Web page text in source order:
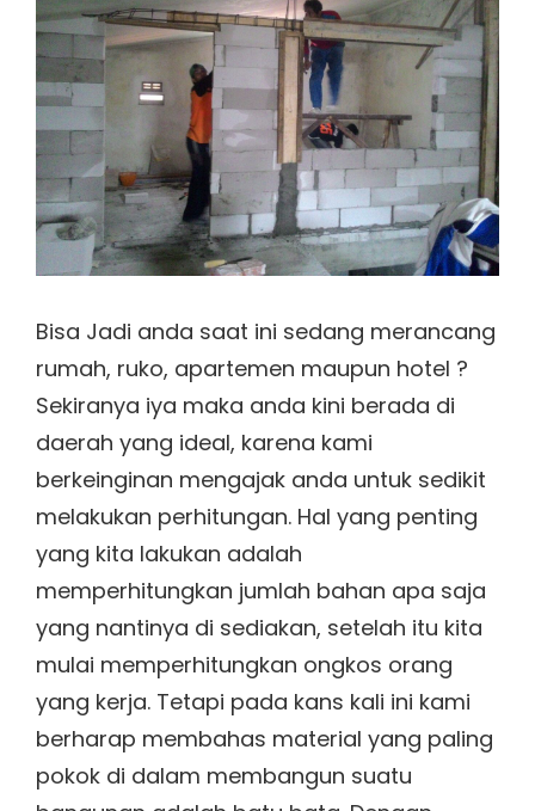
Bisa Jadi anda saat ini sedang merancang
rumah, ruko, apartemen maupun hotel ?
Sekiranya iya maka anda kini berada di
daerah yang ideal, karena kami
berkeinginan mengajak anda untuk sedikit
melakukan perhitungan. Hal yang penting
yang kita lakukan adalah
memperhitungkan jumlah bahan apa saja
yang nantinya di sediakan, setelah itu kita
mulai memperhitungkan ongkos orang
yang kerja. Tetapi pada kans kali ini kami
berharap membahas material yang paling
pokok di dalam membangun suatu